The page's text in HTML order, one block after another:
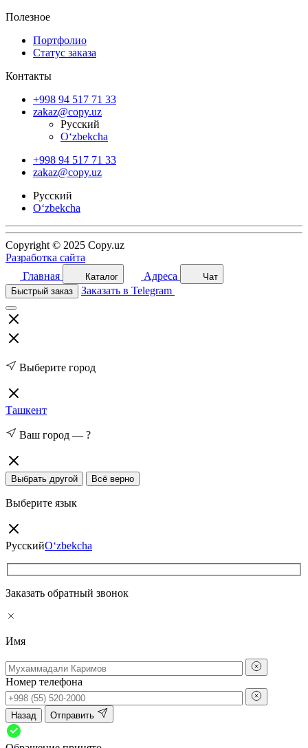
Полезное
Портфолио
Статус заказа
Контакты
+998 94 517 71 33
zakaz@copy.uz
Русский
O‘zbekcha
+998 94 517 71 33
zakaz@copy.uz
Русский
O‘zbekcha
Copyright © 2025 Copy.uz
Разработка сайта
Главная
Каталог Адреса
Чат
Быстрый заказ
Заказать в Telegram
Выберите город
Ташкент
Ваш город — ?
Выбрать другой Всё верно
Выберите язык
РусскийO‘zbekcha
Заказать обратный звонок
Имя
Номер телефона
Назад Отправить